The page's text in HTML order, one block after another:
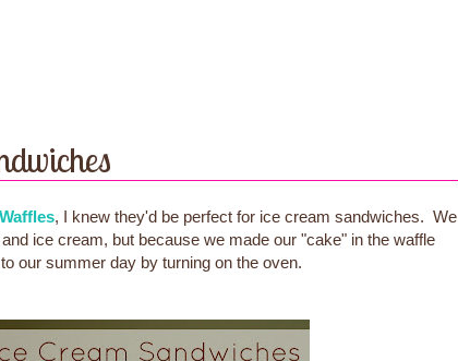
, I knew they'd be perfect for ice cream sandwiches. We
ice cream, but because we made our "cake" in the waffle
our summer day by turning on the oven.